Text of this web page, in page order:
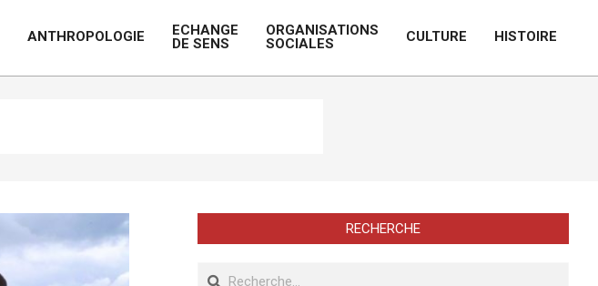
ANTHROPOLOGIE
ECHANGE
DE SENS
ORGANISATIONS
SOCIALES
CULTURE HISTOIRE
RECHERCHE
Recherche